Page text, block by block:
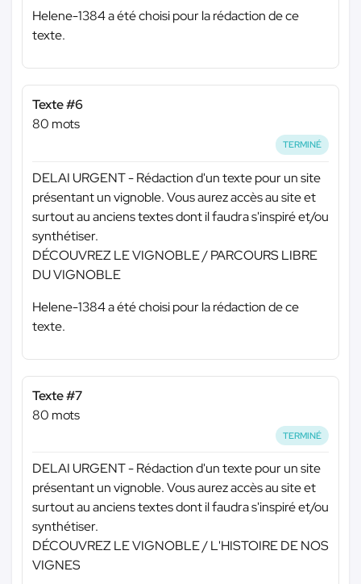
Helene-1384 a été choisi pour la rédaction de ce
texte.
Texte #6
80 mots
TERMINÉ
DELAI URGENT - Rédaction d'un texte pour un site
présentant un vignoble. Vous aurez accès au site et
surtout au anciens textes dont il faudra s'inspiré et/ou
synthétiser.
DÉCOUVREZ LE VIGNOBLE / PARCOURS LIBRE
DU VIGNOBLE
Helene-1384 a été choisi pour la rédaction de ce
texte.
Texte #7
80 mots
TERMINÉ
DELAI URGENT - Rédaction d'un texte pour un site
présentant un vignoble. Vous aurez accès au site et
surtout au anciens textes dont il faudra s'inspiré et/ou
synthétiser.
DÉCOUVREZ LE VIGNOBLE / L'HISTOIRE DE NOS
VIGNES